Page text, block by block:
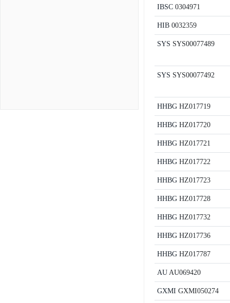
IBSC 0304971
HIB 0032359
SYS SYS00077489
SYS SYS00077492
HHBG HZ017719
HHBG HZ017720
HHBG HZ017721
HHBG HZ017722
HHBG HZ017723
HHBG HZ017728
HHBG HZ017732
HHBG HZ017736
HHBG HZ017787
AU AU069420
GXMI GXMI050274